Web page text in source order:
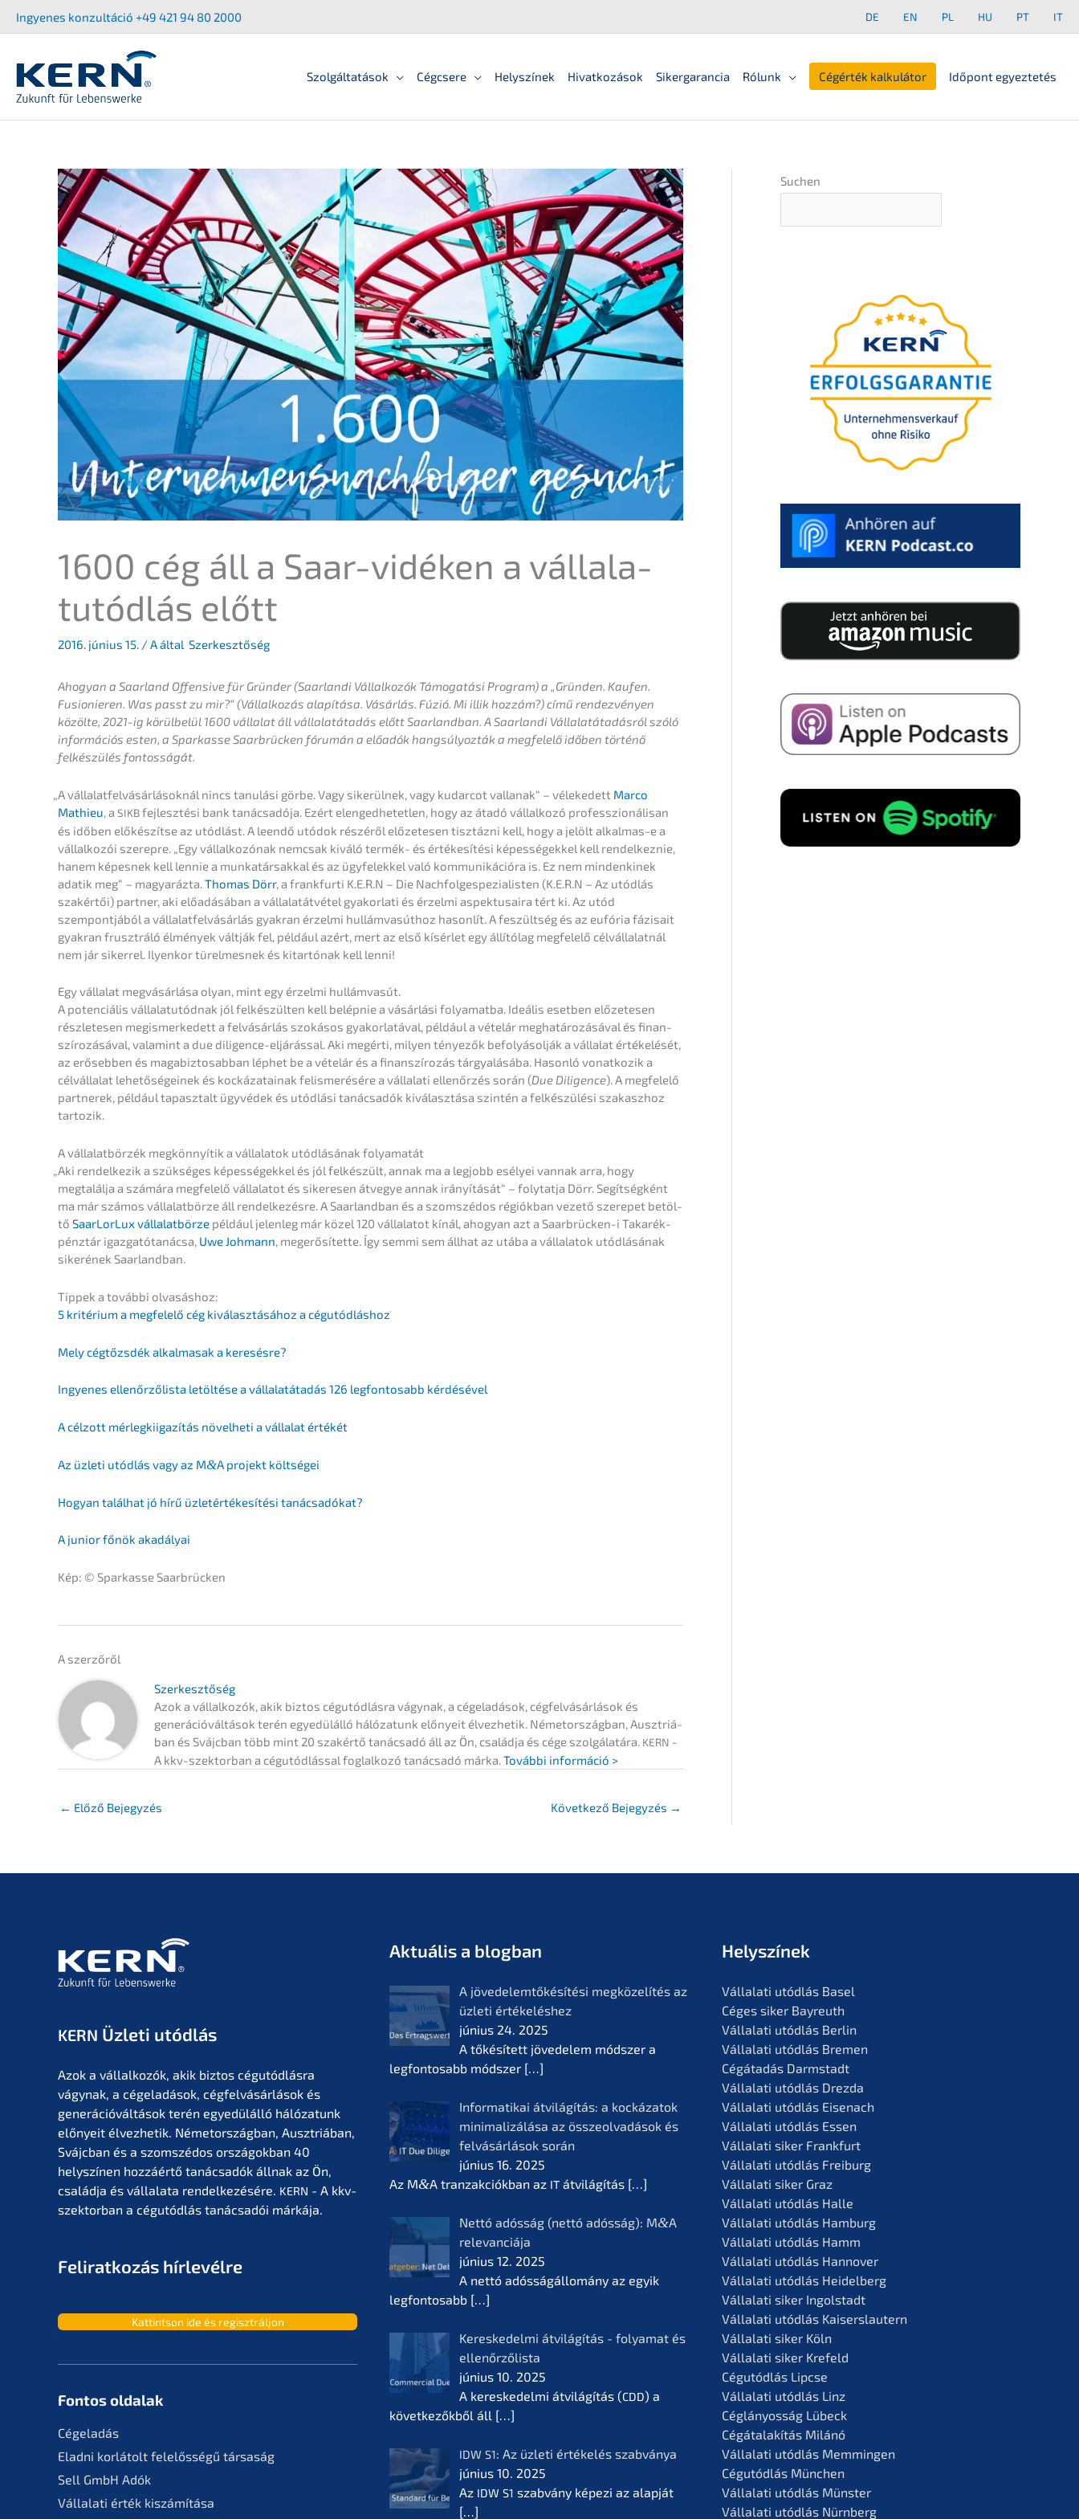
Ingyenes konzul­tá­ció +49 421 94 80 2000 DE EN PL HU PT IT
Szolgáltatások Cégcsere Helyszínek Hivatkozások Sikergarancia Rólunk Cégérték kalkulátor Időpont egyeztetés
1600 cég áll a Saar-vidéken a vállala­
tu­tód­lás előtt
2016. június 15. / A által Szerkesztőség
Ahogyan a Saarland Offen­si­ve für Gründer (Saarlandi Vállal­ko­zók Támoga­tá­si Program) a „Gründen. Kaufen.
Fusio­nie­ren. Was passt zu mir?“ (Vállal­ko­zás alapí­tá­sa. Vásár­lás. Fúzió. Mi illik hozzám?) című rendez­vé­ny­en
közöl­te, 2021-ig körül­be­lül 1600 válla­lat áll vállala­tá­ta­dás előtt Saarland­ban. A Saarlandi Vállala­tá­ta­dás­ról szóló
infor­má­ciós esten, a Sparkas­se Saarbrü­cken fórumán a előadók hangs­ú­ly­oz­ták a megfelelő időben törté­nő
felkés­zülés fontosságát.
„A vállalat­fel­vá­sár­lá­so­knál nincs tanulá­si görbe. Vagy sikerül­nek, vagy kudar­cot valla­nak“ – véleke­dett Marco
Mathieu, a SIKBfejlesz­té­si bank tanác­sa­dó­ja. Ezért elengedhetet­len, hogy az átadó vállal­ko­zó profess­zioná­li­san
és időben előké­s­zít­se az utódlást. A leendő utódok részé­ről előze­te­sen tisztáz­ni kell, hogy a jelölt alkal­mas-e a
vállal­ko­zói szerep­re. „Egy vállal­ko­zónak nemcsak kiváló termék- és értéke­sí­té­si képes­sé­gek­kel kell rendel­kez­nie,
hanem képes­nek kell lennie a munka­társ­ak­kal és az ügyfelek­kel való kommu­ni­ká­cióra is. Ez nem minden­ki­nek
adatik meg“ – magyaráz­ta.Thomas Dörr, a frank­fur­ti K.E.R.N – Die Nachfolge­spezialisten (K.E.R.N – Az utódlás
szakértői) partner, aki előadá­sá­ban a vállala­tát­vé­tel gyakor­la­ti és érzel­mi aspek­tu­s­aira tért ki. Az utód
szempontjá­ból a vállalat­fel­vá­sár­lás gyakran érzel­mi hullám­va­sú­thoz hason­lít. A feszült­ség és az eufória fázisait
gyakran frusz­trá­ló élmény­ek váltják fel, például azért, mert az első kísérlet egy állítólag megfelelő célvállalat­nál
nem jár siker­rel. Ilyen­kor türel­mes­nek és kitar­tónak kell lenni!
Egy válla­lat megvá­sár­lá­sa olyan, mint egy érzel­mi hullámvasút.
A poten­ciá­lis vállala­tu­tód­nak jól felkés­zül­ten kell belép­nie a vásár­lá­si folyamat­ba. Ideális esetben előze­te­sen
részle­te­sen megis­merk­edett a felvá­sár­lás szoká­sos gyakor­la­tá­val, például a vételár megha­tá­ro­zá­sá­val és finan­
szí­ro­zá­sá­val, valami­nt a due diligence-eljárás­sal. Aki megérti, milyen ténye­zők befolyá­sol­ják a válla­lat értékelé­sét,
az erőseb­ben és magabiz­tosab­ban léphet be a vételár és a finan­szí­ro­zás tárgyalá­sá­ba. Hason­ló vonat­ko­zik a
célválla­lat lehető­sé­geinek és kocká­za­tainak felis­me­ré­sé­re a vállala­ti ellenőr­zés során (Due Diligence). A megfelelő
partnerek, például tapasz­talt ügyvé­dek és utódlá­si tanác­sa­dók kiválasz­tá­sa szintén a felkés­zülé­si szaka­szhoz
tartozik.
A vállalat­bör­zék megkön­nyí­tik a vállala­tok utódlá­sá­nak folyamatát
„Aki rendel­ke­zik a szüksé­ges képes­sé­gek­kel és jól felkés­zült, annak ma a legjobb esély­ei vannak arra, hogy
megtalál­ja a számá­ra megfelelő vállala­tot és sikere­sen átvegye annak irányí­tá­sát“ – folytat­ja Dörr. Segít­ség­ként
ma már számos vállalat­bör­ze áll rendel­ke­zés­re. A Saarland­ban és a szomszé­dos régiók­ban vezető szere­pet betöl­
tő SaarLor­Lux vállalat­bör­ze például jelen­leg már közel 120 vállala­tot kínál, ahogyan azt a Saarbrü­cken-i Takarék­
pénz­tár igazga­tó­tanác­sa, Uwe Johmann, megerő­sí­tet­te. Így semmi sem állhat az utába a vállala­tok utódlá­sá­nak
sikeré­nek Saarlandban.
Tippek a továb­bi olvasáshoz:
5 krité­ri­um a megfelelő cég kiválasz­tá­sá­hoz a cégutódláshoz
Mely cégtőzsdék alkal­ma­sak a keresésre?
Ingyenes ellenőr­ző­lis­ta letöl­té­se a vállala­tá­ta­dás 126 legfon­tosabb kérdésével
A célzott mérleg­ki­iga­zí­tás növel­he­ti a válla­lat értékét
Az üzleti utódlás vagy az M&A projekt költségei
Hogyan talál­hat jó hírű üzletérté­ke­sí­té­si tanácsadókat?
A junior főnök akadályai
Kép: © Sparkas­se Saarbrücken
A szerzőről
Szerkesz­tő­ség
Azok a vállal­ko­zók, akik biztos cégutód­lás­ra vágynak, a cégela­dá­sok, cégfel­vá­sár­lá­sok és
generá­ció­vál­tá­sok terén egyedülál­ló hálóza­tunk előny­eit élvez­he­tik. Németor­szág­ban, Ausztriá­
ban és Svájc­ban több mint 20 szakértő tanác­sa­dó áll az Ön, család­ja és cége szolgá­la­tá­ra. KERN -
A kkv-szektor­ban a cégutód­lás­sal foglal­ko­zó tanác­sa­dó márka.Továb­bi információ >
← Előző Bejegyzés Követ­ke­ző Bejegy­zés →
Suchen
végső útmuta­tó
az Ön vállala­tá­nak
utódlásához
trált tudást tesz közzé az Ön
vállala­tá­nak utódlásához.
mat a cég sikeré­ről szóló e-
mailek fogadá­sa céljá­ból tárol­ják
az alábbi­ak szerintAdatvé­del­mi
KERN Üzleti utódlás
Azok a vállal­ko­zók, akik biztos cégutód­lás­ra
vágynak, a cégela­dá­sok, cégfel­vá­sár­lá­sok és
generá­ció­vál­tá­sok terén egyedülál­ló hálóza­tunk
előny­eit élvez­he­tik. Németor­szág­ban, Ausztriá­ban,
Svájc­ban és a szomszé­dos orszá­gok­ban 40
helyszí­nen hozzá­értő tanác­sa­dók állnak az Ön,
család­ja és vállala­ta rendel­ke­zé­sé­re. KERN - A kkv-
szektor­ban a cégutód­lás tanác­sa­dói márkája.
Feliratko­zás hírlevélre
Kattint­son ide és regisztráljon
Fontos oldalak
Cégela­dás
Eladni korlá­tolt felelős­sé­gű társaság
Sell GmbH Adók
Vállala­ti érték kiszámítása
Aktuá­lis a blogban
A jövedelem­tőké­sí­té­si megkö­ze­lí­tés az
üzleti értékelés­hez
június 24. 2025
A tőkésí­tett jövede­lem módszer a
legfon­tosabb módszer […]
Infor­ma­ti­kai átvilá­gí­tás: a kocká­z­a­tok
minima­li­zá­lá­sa az összeol­va­dá­sok és
felvá­sár­lá­sok során
június 16. 2025
Az M&A tranzak­ciók­ban az IT átvilá­gí­tás […]
Nettó adósság (nettó adósság): M&A
relevan­ciá­ja
június 12. 2025
A nettó adóssá­gál­lomá­ny az egyik
legfon­tosabb […]
Keres­ke­del­mi átvilá­gí­tás - folyamat és
ellenőr­ző­lis­ta
június 10. 2025
A keres­ke­del­mi átvilá­gí­tás (CDD) a
követ­ke­zők­ből áll […]
IDW S1: Az üzleti értékelés szabvá­nya
június 10. 2025
Az IDW S1 szabvá­ny képezi az alapját
[…]
Helyszí­nek
Vállala­ti utódlás Basel
Céges siker Bayreuth
Vállala­ti utódlás Berlin
Vállala­ti utódlás Bremen
Cégáta­dás Darmstadt
Vállala­ti utódlás Drezda
Vállala­ti utódlás Eisenach
Vállala­ti utódlás Essen
Vállala­ti siker Frankfurt
Vállala­ti utódlás Freiburg
Vállala­ti siker Graz
Vállala­ti utódlás Halle
Vállala­ti utódlás Hamburg
Vállala­ti utódlás Hamm
Vállala­ti utódlás Hannover
Vállala­ti utódlás Heidelberg
Vállala­ti siker Ingolstadt
Vállala­ti utódlás Kaiserslautern
Vállala­ti siker Köln
Vállala­ti siker Krefeld
Cégutód­lás Lipcse
Vállala­ti utódlás Linz
Céglá­n­yos­ság Lübeck
Cégátalakí­tás Milánó
Vállala­ti utódlás Memmingen
Cégutód­lás München
Vállala­ti utódlás Münster
Vállala­ti utódlás Nürnberg